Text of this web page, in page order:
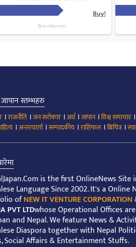
स्तम्भहरु
।राजनीति ।जन सरोकार ।अर्थ।जापान।विश्व समाचार
।अन्तरवार्ता।सम्पादकीय ।राशिफल ।बिचित्र।
is the first OnlineNews Site
Language Since 2002. It's a Online
ofNEW IT VENTURE CORPORATION
PVT LTDwhose Operational Offices
and Nepal. We feature News &
Diaspora together with Nepal
Social Affairs & Entertainment Stuffs.